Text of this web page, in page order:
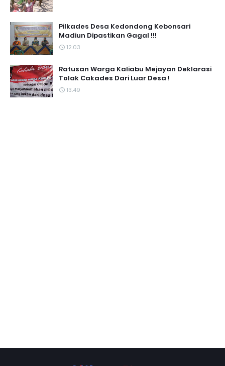
Pilkades Desa Kedondong Kebonsari
Madiun Dipastikan Gagal !!!
12.03
Ratusan Warga Kaliabu Mejayan Deklarasi
Tolak Cakades Dari Luar Desa !
13.49